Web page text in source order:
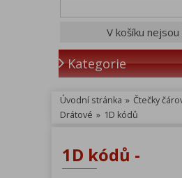
V košíku
Kategorie
Úvodní stránka » Čtečky
Drátové » 1D kódů
1D kódů -